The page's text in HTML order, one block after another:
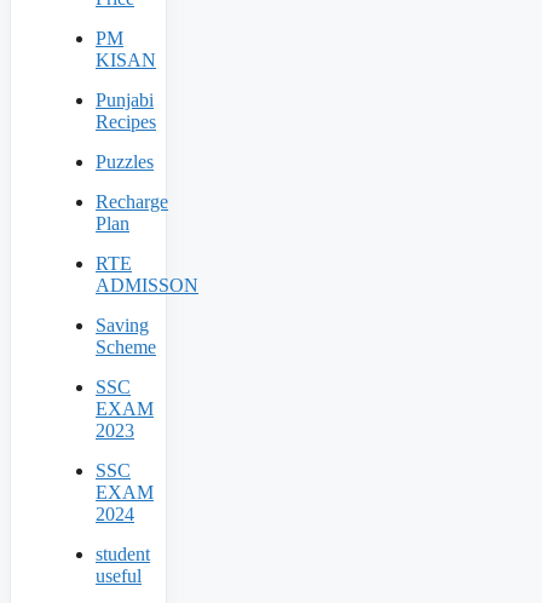
PM
KISAN
Punjabi
Recipes
Puzzles
Recharge
Plan
RTE
ADMISSON
Saving
Scheme
SSC
EXAM
2023
SSC
EXAM
2024
student
useful